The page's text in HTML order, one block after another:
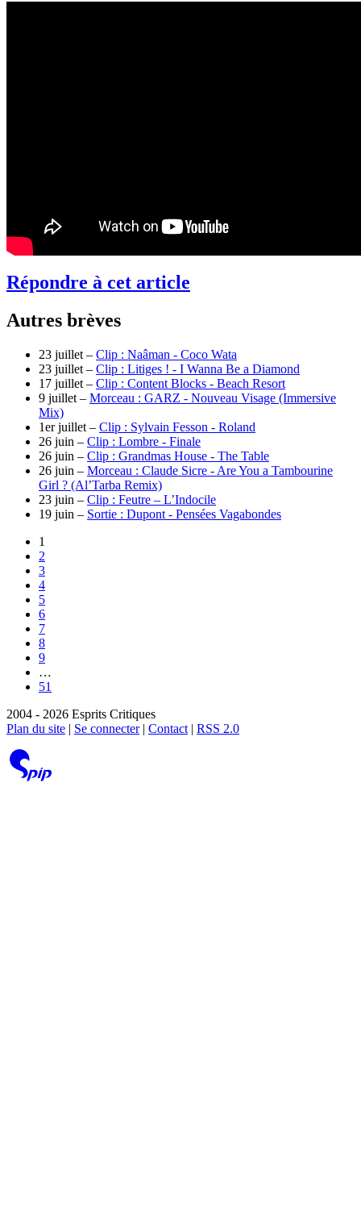
Répondre à cet article
Autres brèves
23 juillet – Clip : Naâman - Coco Wata
23 juillet – Clip : Litiges ! - I Wanna Be a Diamond
17 juillet – Clip : Content Blocks - Beach Resort
9 juillet – Morceau : GARZ - Nouveau Visage (Immersive
Mix)
1er juillet – Clip : Sylvain Fesson - Roland
26 juin – Clip : Lombre - Finale
26 juin – Clip : Grandmas House - The Table
26 juin – Morceau : Claude Sicre - Are You a Tambourine
Girl ? (Al’Tarba Remix)
23 juin – Clip : Feutre – L’Indocile
19 juin – Sortie : Dupont - Pensées Vagabondes
1
2
3
4
5
6
7
8
9
…
51
2004 - 2026 Esprits Critiques
Plan du site | Se connecter| Contact | RSS 2.0